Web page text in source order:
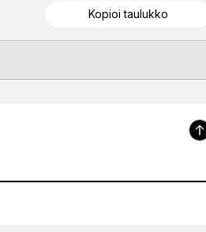
Kopioi taulukko